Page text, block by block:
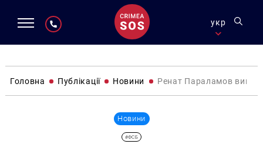
укр
Головна Публікації Новини Ренат Параламов
Новини
#ФСБ